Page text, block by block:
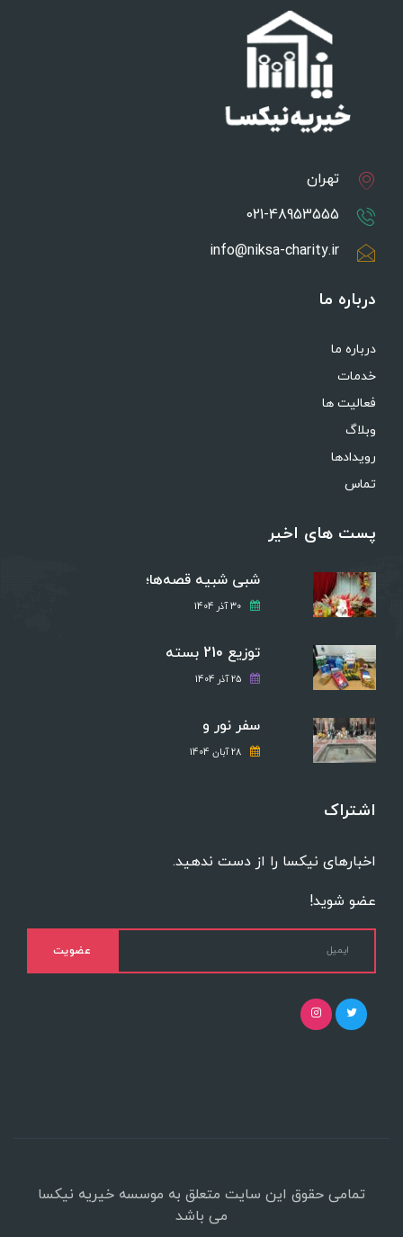
تهران
021-48953555
info@niksa-charity.ir
درباره ما
درباره ما
خدمات
فعالیت ها
وبلاگ
رویدادها
تماس
پست های اخیر
شبی شبیه قصه‌ها؛
30 آذر 1404
توزیع 210 بسته
25 آذر 1404
سفر نور و
28 آبان 1404
اشتراک
اخبارهای نیکسا را از دست ندهید.
عضو شوید!
عضویت
تمامی حقوق این سایت متعلق به موسسه خیریه نیکسا
می باشد